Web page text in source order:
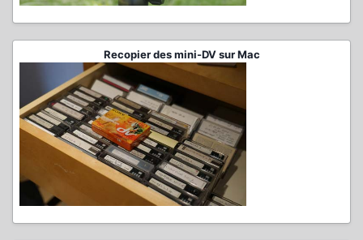
Recopier des mini-DV sur Mac